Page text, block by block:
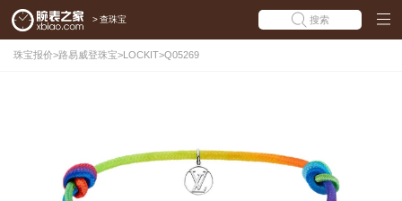
> 查珠宝 搜索
珠宝报价>路易威登珠宝>LOCKIT>Q05269